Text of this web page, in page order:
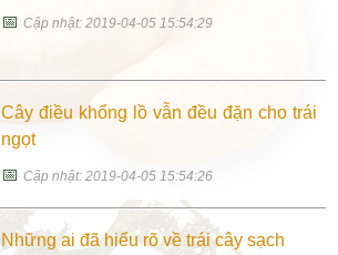
📅Cập nhật: 2019-04-05 15:54:29
Cây điều khổng lồ vẫn đều đặn cho trái
ngọt
📅Cập nhật: 2019-04-05 15:54:26
Những ai đã hiểu rõ về trái cây sạch